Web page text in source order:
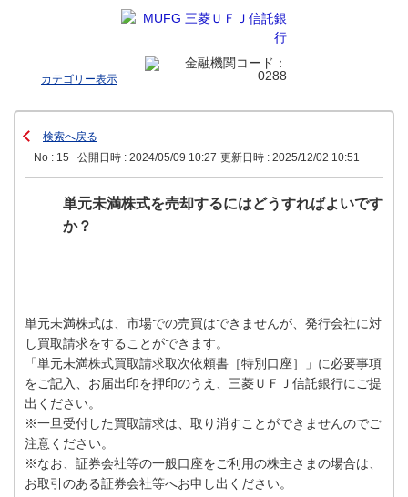
カテゴリー表示
検索へ戻る
No : 15
公開日時 : 2024/05/09 10:27 更新日時 : 2025/12/02 10:51
単元未満株式を売却するにはどうすればよいです
か？
単元未満株式は、市場での売買はできませんが、発行会社に対
し買取請求をすることができます。
「単元未満株式買取請求取次依頼書［特別口座］」に必要事項
をご記入、お届出印を押印のうえ、三菱ＵＦＪ信託銀行にご提
出ください。
※一旦受付した買取請求は、取り消すことができませんのでご
注意ください。
※なお、証券会社等の一般口座をご利用の株主さまの場合は、
お取引のある証券会社等へお申し出ください。